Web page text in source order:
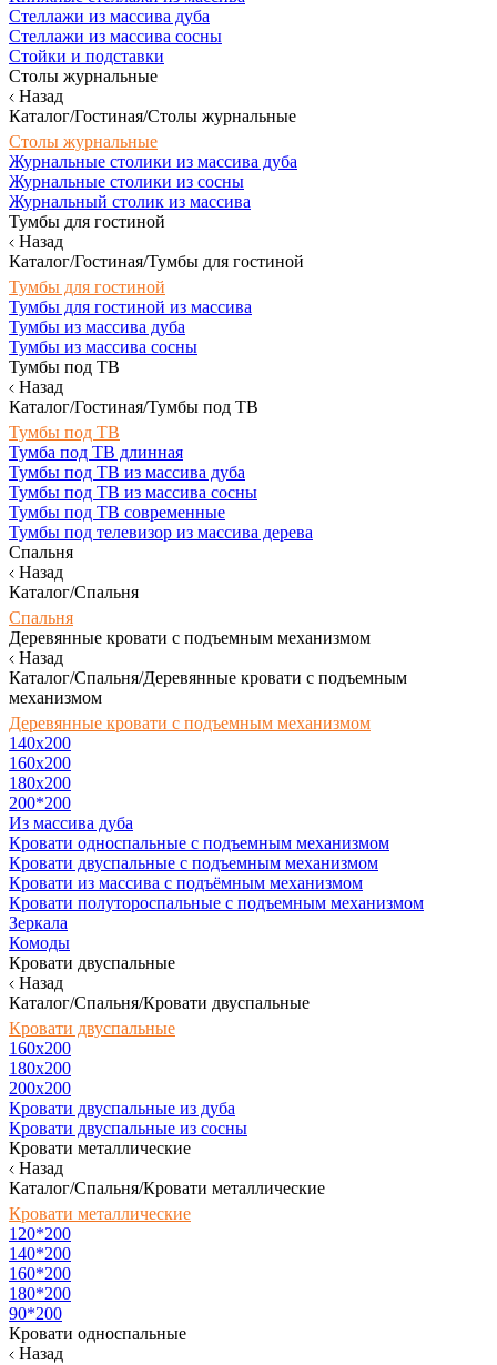
Стеллажи из массива дуба
Стеллажи из массива сосны
Стойки и подставки
Столы журнальные
Назад
Каталог/Гостиная/Столы журнальные
Столы журнальные
Журнальные столики из массива дуба
Журнальные столики из сосны
Журнальный столик из массива
Тумбы для гостиной
Назад
Каталог/Гостиная/Тумбы для гостиной
Тумбы для гостиной
Тумбы для гостиной из массива
Тумбы из массива дуба
Тумбы из массива сосны
Тумбы под ТВ
Назад
Каталог/Гостиная/Тумбы под ТВ
Тумбы под ТВ
Тумба под ТВ длинная
Тумбы под ТВ из массива дуба
Тумбы под ТВ из массива сосны
Тумбы под ТВ современные
Тумбы под телевизор из массива дерева
Спальня
Назад
Каталог/Спальня
Спальня
Деревянные кровати с подъемным механизмом
Назад
Каталог/Спальня/Деревянные кровати с подъемным
механизмом
Деревянные кровати с подъемным механизмом
140x200
160х200
180х200
200*200
Из массива дуба
Кровати односпальные с подъемным механизмом
Кровати двуспальные с подъемным механизмом
Кровати из массива с подъёмным механизмом
Кровати полутороспальные с подъемным механизмом
Зеркала
Комоды
Кровати двуспальные
Назад
Каталог/Спальня/Кровати двуспальные
Кровати двуспальные
160х200
180x200
200x200
Кровати двуспальные из дуба
Кровати двуспальные из сосны
Кровати металлические
Назад
Каталог/Спальня/Кровати металлические
Кровати металлические
120*200
140*200
160*200
180*200
90*200
Кровати односпальные
Назад